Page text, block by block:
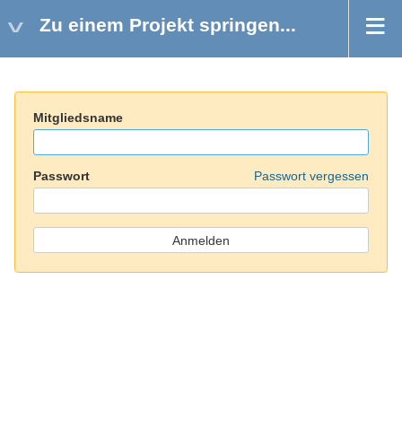
Zu einem Projekt springen...
Mitgliedsname
Passwort Passwort vergessen